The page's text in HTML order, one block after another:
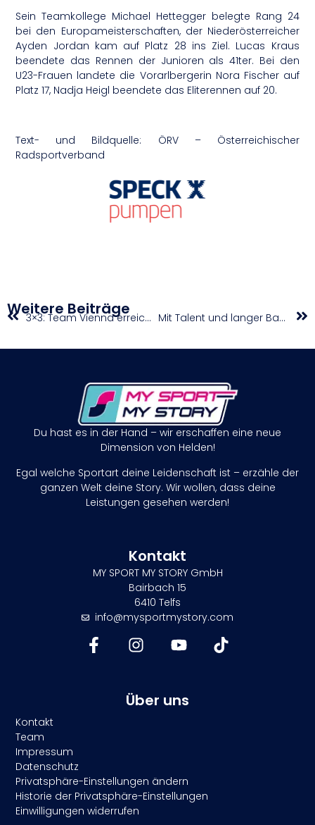
Sein Teamkollege Michael Hettegger belegte Rang 24
bei den Europameisterschaften, der Niederösterreicher
Ayden Jordan kam auf Platz 28 ins Ziel. Lucas Kraus
beendete das Rennen der Junioren als 41ter. Bei den
U23-Frauen landete die Vorarlbergerin Nora Fischer auf
Platz 17, Nadja Heigl beendete das Eliterennen auf 20.
Text- und Bildquelle: ÖRV – Österreichischer
Radsportverband
Weitere Beiträge 3×3: Team Vienna erreicht in Neom zehntes Masters-Viertelfinale der Saison Mit Talent und langer Bank: Österreichs Damen forderten Kroatien über volle Distanz
Du hast es in der Hand – wir erschaffen eine neue
Dimension von Helden!
Egal welche Sportart deine Leidenschaft ist – erzähle der
ganzen Welt deine Story. Wir wollen, dass deine
Leistungen gesehen werden!
Kontakt
MY SPORT MY STORY GmbH
Bairbach 15
6410 Telfs
info@mysportmystory.com
Über uns
Kontakt
Team
Impressum
Datenschutz
Privatsphäre-Einstellungen ändern
Historie der Privatsphäre-Einstellungen
Einwilligungen widerrufen